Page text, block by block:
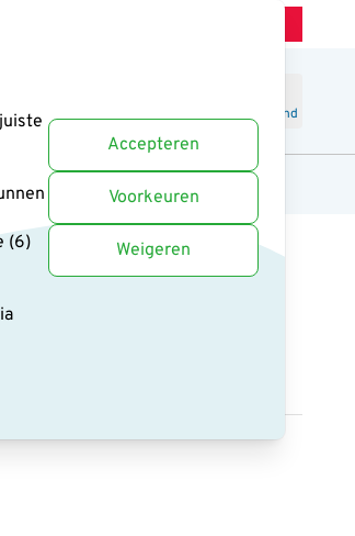
(6)
Accepteren
Voorkeuren
Weigeren
Winkelmand
en boeken Uitgelicht